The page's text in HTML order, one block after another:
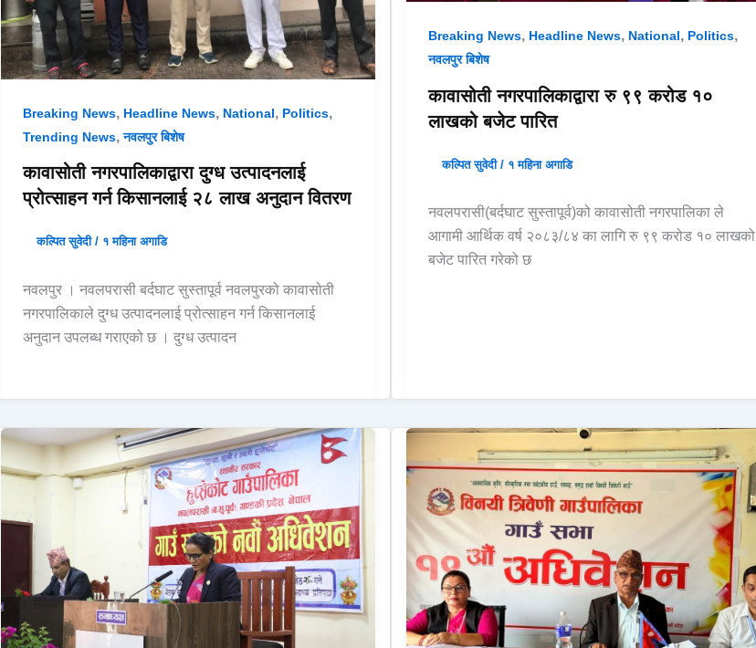
Breaking News, Headline News, National, Politics,
Trending News,नवलपुर बिशेष
कावासोती नगरपालिकाद्वारा दुग्ध उत्पादनलाई
प्रोत्साहन गर्न किसानलाई २८ लाख अनुदान वितरण
कल्पित सुवेदी / १ महिना अगाडि
नवलपुर । नवलपरासी बर्दघाट सुस्तापूर्व नवलपुरको कावासोती
नगरपालिकाले दुग्ध उत्पादनलाई प्रोत्साहन गर्न किसानलाई
अनुदान उपलब्ध गराएको छ । दुग्ध उत्पादन
Breaking News, Headline News, National, Politics,
नवलपुर बिशेष
कावासोती नगरपालिकाद्वारा रु ९९ करोड १०
लाखको बजेट पारित
कल्पित सुवेदी / १ महिना अगाडि
नवलपरासी(बर्दघाट सुस्तापूर्व)को कावासोती नगरपालिका ले
आगामी आर्थिक वर्ष २०८३/८४ का लागि रु ९९ करोड १० लाखको
बजेट पारित गरेको छ